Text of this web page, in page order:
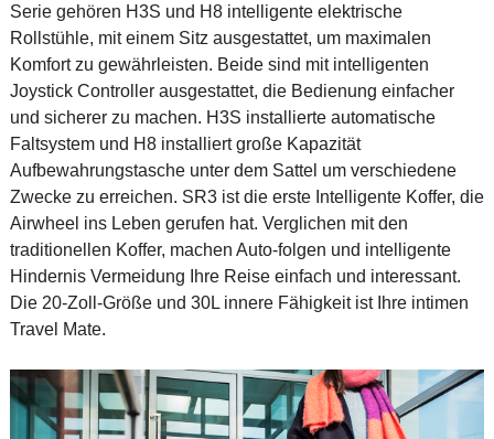
Serie gehören H3S und H8 intelligente elektrische
Rollstühle, mit einem Sitz ausgestattet, um maximalen
Komfort zu gewährleisten. Beide sind mit intelligenten
Joystick Controller ausgestattet, die Bedienung einfacher
und sicherer zu machen. H3S installierte automatische
Faltsystem und H8 installiert große Kapazität
Aufbewahrungstasche unter dem Sattel um verschiedene
Zwecke zu erreichen. SR3 ist die erste Intelligente Koffer, die
Airwheel ins Leben gerufen hat. Verglichen mit den
traditionellen Koffer, machen Auto-folgen und intelligente
Hindernis Vermeidung Ihre Reise einfach und interessant.
Die 20-Zoll-Größe und 30L innere Fähigkeit ist Ihre intimen
Travel Mate.